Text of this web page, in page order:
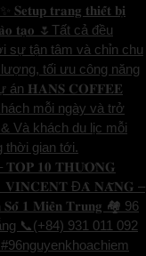
𝐭𝐫𝐚𝐧𝐠 𝐭𝐡𝐢𝐞̂́𝐭 𝐛𝐢̣
𝐭𝐚̣𝐨 🌷Tất cả đều
tận tâm và chỉn chu
tối ưu công năng
án 𝐇𝐀𝐍𝐒 𝐂𝐎𝐅𝐅𝐄𝐄
mỗi ngày và trở
Và khách du lịc mỗi
gian tới.
𝟏𝟎 𝐓𝐇𝐔̛𝐎̛𝐍𝐆
𝐕𝐈𝐍𝐂𝐄𝐍𝐓 Đ𝐀̀ 𝐍𝐀̆̃𝐍𝐆 –
𝟏 𝐌𝐢𝐞̂̀𝐧 𝐓𝐫𝐮𝐧𝐠 🏘️ 96
📞(+84) 931 011 092